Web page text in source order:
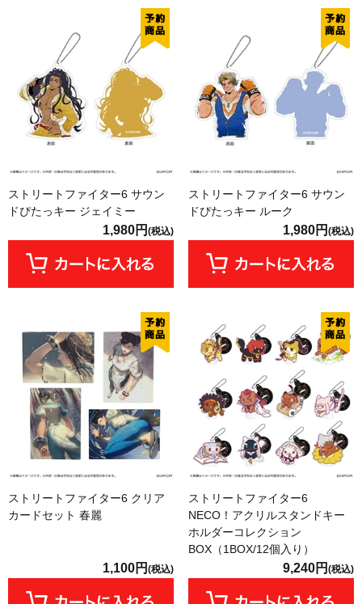
ストリートファイター6 サウン
ドぴたっキー ジェイミー
1,980円 (税込)
ストリートファイター6 サウン
ドぴたっキー ルーク
1,980円 (税込)
ストリートファイター6 クリア
カードセット 春麗
1,100円 (税込)
ストリートファイター6
NECO！アクリルスタンドキー
ホルダーコレクション
BOX（1BOX/12個入り）
9,240円 (税込)